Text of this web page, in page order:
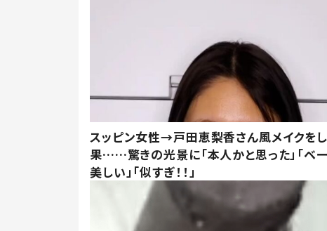
スッピン女性→戸田恵梨香さん風メイクを
果……驚きの光景に「本人かと思った」「ベ
美しい」「似すぎ！！」